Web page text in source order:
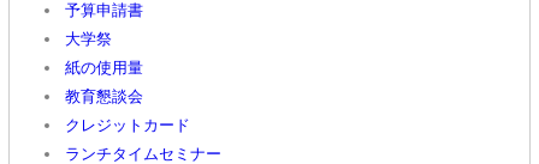
予算申請書
大学祭
紙の使用量
教育懇談会
クレジットカード
ランチタイムセミナー